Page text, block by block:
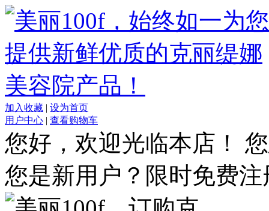
加入收藏 | 设为首页
用户中心 | 查看购物车
您好，欢迎光临本店！
您是新用户？限时免费注